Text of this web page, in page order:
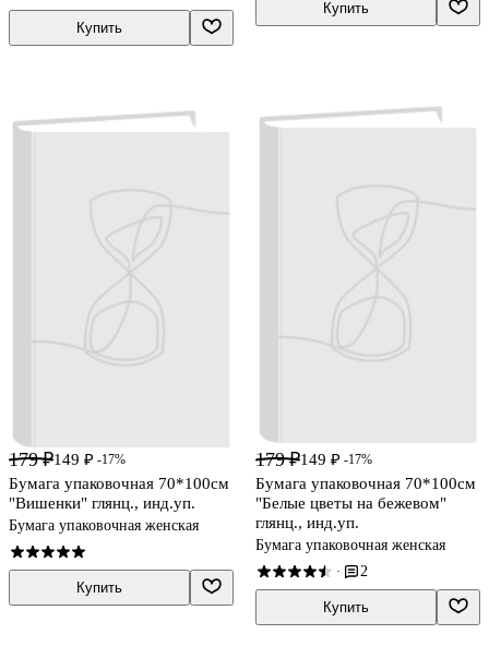
Купить
Купить
179 ₽149 ₽ -17%
Бумага упаковочная 70*100см
"Вишенки" глянц., инд.уп.
Бумага упаковочная женская
Купить
179 ₽149 ₽ -17%
Бумага упаковочная 70*100см
"Белые цветы на бежевом"
глянц., инд.уп.
Бумага упаковочная женская
· 2
Купить